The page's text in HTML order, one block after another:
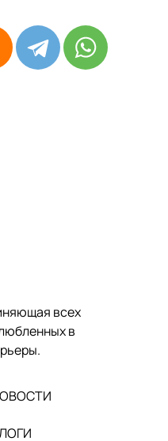
всех
в